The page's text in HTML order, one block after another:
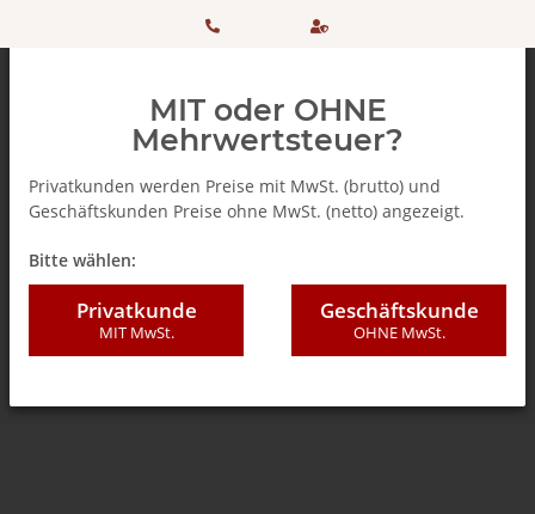
+ 49
506 98
einkaufen
SSL
MIT oder OHNE
Mehrwertsteuer?
Privatkunden werden Preise mit MwSt. (brutto) und
Geschäftskunden Preise ohne MwSt. (netto) angezeigt.
Bitte wählen:
Privatkunde
MIT MwSt.
Geschäftskunde
OHNE MwSt.